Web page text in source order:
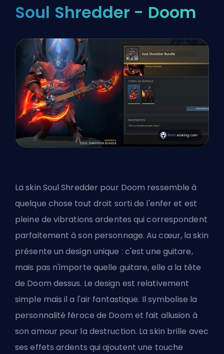
Soul Shredder - Doom
La skin Soul Shredder pour Doom ressemble à
quelque chose tout droit sorti de l'enfer et est
pleine de vibrations ardentes qui correspondent
parfaitement à son personnage. Au cœur, la skin
présente un design unique : c'est une guitare,
mais pas n'importe quelle guitare, elle a la tête
de Doom dessus. Le design est relativement
simple mais il a l'air fantastique. Il symbolise la
personnalité féroce de Doom et fait allusion à
son amour pour la destruction. La skin brille avec
ses effets ardents qui ajoutent une touche